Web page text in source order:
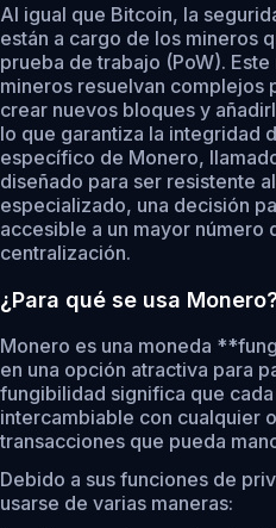
Al igual que Bitcoin, la
están a cargo de los mineros
prueba de trabajo (PoW).
mineros resuelvan complejos
crear nuevos bloques y
lo que garantiza la integridad
específico de Monero,
diseñado para ser resistente
especializado, una decisión
accesible a un mayor número
centralización.
¿Para qué se usa
Monero es una moneda
en una opción atractiva para
fungibilidad significa que
intercambiable con cualquier
transacciones que pueda
Debido a sus funciones de
usarse de varias maneras: